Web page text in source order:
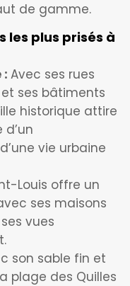
de gamme.
plus prisés à
: Avec ses rues
ses bâtiments
historique attire
vie urbaine
Louis offre un
ses maisons
vues
son sable fin et
plage des Quilles